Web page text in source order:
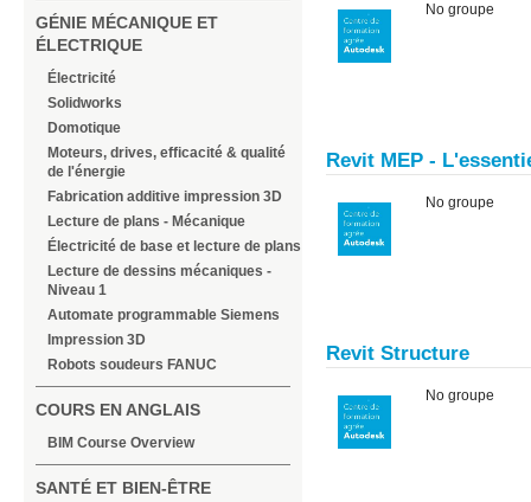
GÉNIE MÉCANIQUE ET
ÉLECTRIQUE
Électricité
Solidworks
Domotique
Moteurs, drives, efficacité & qualité
de l'énergie
Fabrication additive impression 3D
Lecture de plans - Mécanique
Électricité de base et lecture de plans
Lecture de dessins mécaniques -
Niveau 1
Automate programmable Siemens
Impression 3D
Robots soudeurs FANUC
COURS EN ANGLAIS
BIM Course Overview
SANTÉ ET BIEN-ÊTRE
No groupe
Revit MEP -
No groupe
Revit Structure
No groupe